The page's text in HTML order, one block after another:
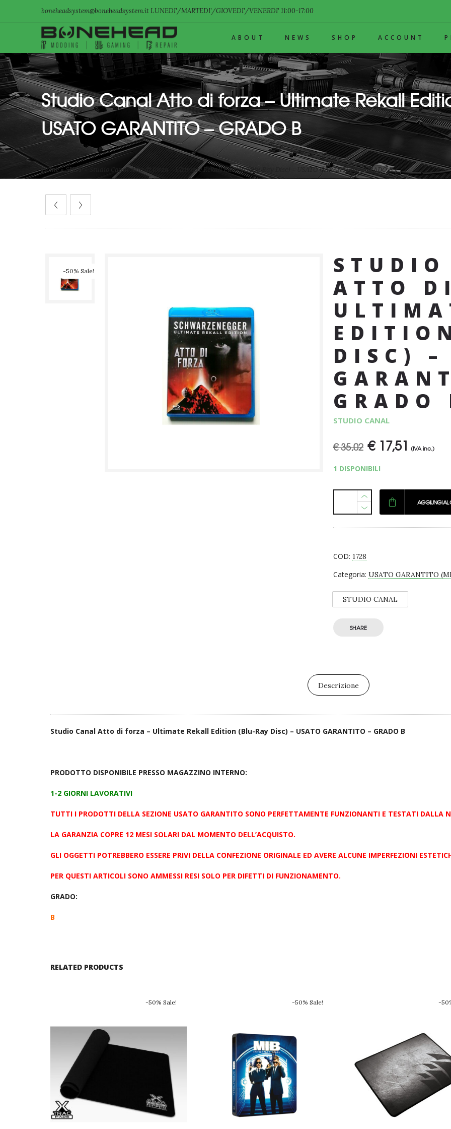
boneheadsystem@boneheadsystem.it LUNEDI'/MARTEDI'/GIOVEDI'/VENERDI' 11:00-17:00
ABOUT NEWS SHOP ACCOUNT
Studio Canal Atto di forza – Ultimate Rekall
USATO GARANTITO – GRADO B
Home»SHOP» Studio Canal Atto di forza – Ultimate Rekall Edition (Blu-Ray Disc) – USATO GARANTITO – GRADO B
-50% Sale!
ATTO
DISC) –
GRADO
STUDIO CANAL
€35,02 Il
originale
era:
€ 35,02.
€17,51
è:
€ 17,51.
(IVA inc.)
1 DISPONIBILI
AGGIUNGI AL
COD: 1728
Categoria: USATO GARANTITO
STUDIO CANAL
SHARE
Descrizione
Studio Canal Atto di forza – Ultimate Rekall Edition (Blu-Ray Disc) – USATO GARANTITO – GRADO B
PRODOTTO DISPONIBILE PRESSO MAGAZZINO INTERNO:
1-2 GIORNI LAVORATIVI
TUTTI I PRODOTTI DELLA SEZIONE USATO GARANTITO SONO PERFETTAMENTE FUNZIONANTI E TESTATI DALLA
LA GARANZIA COPRE 12 MESI SOLARI DAL MOMENTO DELL’ACQUISTO.
GLI OGGETTI POTREBBERO ESSERE PRIVI DELLA CONFEZIONE ORIGINALE ED AVERE ALCUNE IMPERFEZIONI
PER QUESTI ARTICOLI SONO AMMESSI RESI SOLO PER DIFETTI DI FUNZIONAMENTO.
GRADO:
B
RELATED PRODUCTS
-50% Sale! -50% Sale! -